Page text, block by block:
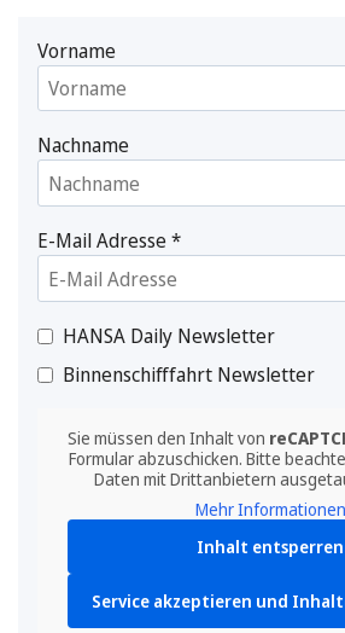
Vorname
Nachname
E-Mail Adresse*
HANSA Daily Newsletter
Binnenschifffahrt Newsletter
Sie müssen den Inhalt von
Formular abzuschicken. Bitte
Daten mit Drittanbietern
Mehr Informationen
Inhalt entsperren
Service akzeptieren und